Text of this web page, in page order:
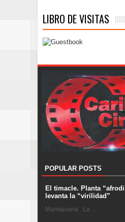
LIBRO DE VISITAS
POPULAR POSTS
El timacle. Planta
levanta la “virilidad”
Mamajuana . La ...